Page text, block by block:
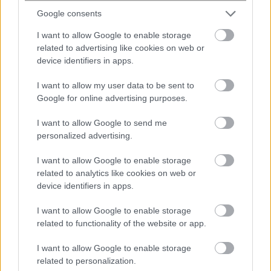
Google consents
I want to allow Google to enable storage
related to advertising like cookies on web or
device identifiers in apps.
I want to allow my user data to be sent to
Google for online advertising purposes.
I want to allow Google to send me
personalized advertising.
I want to allow Google to enable storage
related to analytics like cookies on web or
device identifiers in apps.
I want to allow Google to enable storage
related to functionality of the website or app.
I want to allow Google to enable storage
related to personalization.
Επιχειρήσεις στις οποίες έχουν
επιβληθεί, μέσα σε χρονικό διάστημα δύο (2) ετών
πριν από την ημερομηνία λήξης
της προθεσμίας υποβολής αίτησης
χρηματοδότησης: αα. τρεις (3) πράξεις επιβολής
προστίμου από τα αρμόδια ελεγκτικά όργανα του
Σώματος Επιθεώρησης Εργασίας
(ΣΕΠΕ) για παραβάσεις της εργατικής νομοθεσίας
την υπουργική απόφαση 60201/Δ7.1422/2019 (Β΄
4997), όπως ισχύει – ως «υψηλής» ή
προκύπτουν αθροιστικά από τρεις (3)
διενεργηθέντες ελέγχους, ή ββ. δύο (2) πράξεις
επιβολής προστίμου από τα
αρμόδια ελεγκτικά όργανα του ΣΕΠΕ ή του